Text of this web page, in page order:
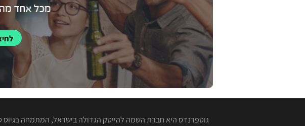
גוטפרנדס היא חברת השמה להייטק הגדולה בישראל, המתמחה בגיוס